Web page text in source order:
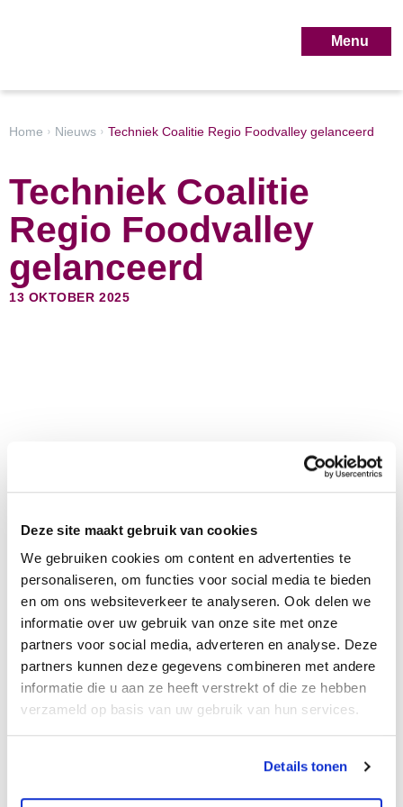
Deze site maakt gebruik van cookies
We gebruiken cookies om content en advertenties te
personaliseren, om functies voor social media te bieden
en om ons websiteverkeer te analyseren. Ook delen we
informatie over uw gebruik van onze site met onze
partners voor social media, adverteren en analyse. Deze
partners kunnen deze gegevens combineren met andere
informatie die u aan ze heeft verstrekt of die ze hebben
verzameld op basis van uw gebruik van hun services.
Details tonen
de
gaan
Menu
Kruimelpad
Home Nieuws Techniek Coalitie Regio Foodvalley gelanceerd
Techniek Coalitie
Regio Foodvalley
gelanceerd
13 OKTOBER 2025
gelanceerd. In deze
samenwerking werken ondernemers,
oplossingen voor het tekort aan technisch
personeel.
De partners ondertekenden een manifest om technisch
talent aan te trekken, te behouden en verder te ontwikkelen.
Nu én in de toekomst. Want zoals Lianne Beekhuis-
Schonewille, projectleider Regio Foodvalley, benadrukte:
“De uitdagingen zijn te groot om alleen op te lossen.”
Lees het volledige artikel opregiofoodvalley.nl.
Meer nieuws